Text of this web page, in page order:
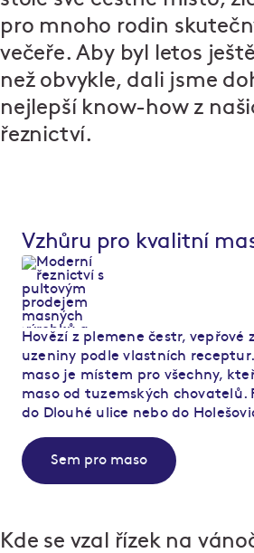
pro mnoho rodin
večeře. Aby byl letos
než obvykle, dali jsme
nejlepší know-how z
řeznictví.
Vzhůru pro kvalitní
Hovězí z plemene čestr, vepřové
uzeniny podle vlastních
maso je místem pro všechny,
maso od tuzemských
do Dlouhé ulice nebo do
Sem pro maso
Kde se vzal řízek na